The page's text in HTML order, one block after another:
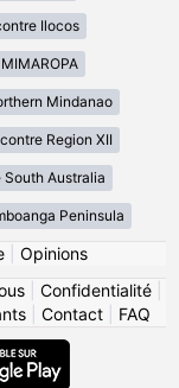
Ilocos
Mindanao
Region XII
South Australia
Peninsula
| Opinions
Confidentialité
| Contact| FAQ